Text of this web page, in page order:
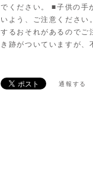
でください。 ■子供の手
いよう、ご注意ください
するおそれがあるのでご
き跡がついていますが、
通報する